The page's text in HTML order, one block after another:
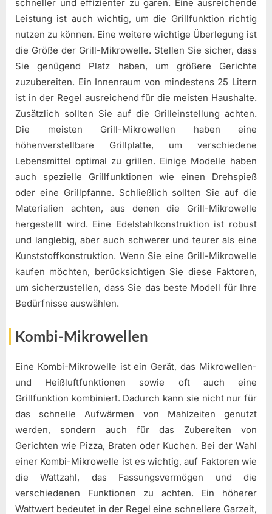
schneller und effizienter zu garen. Eine ausreichende
Leistung ist auch wichtig, um die Grillfunktion richtig
nutzen zu können. Eine weitere wichtige Überlegung ist
die Größe der Grill-Mikrowelle. Stellen Sie sicher, dass
Sie genügend Platz haben, um größere Gerichte
zuzubereiten. Ein Innenraum von mindestens 25 Litern
ist in der Regel ausreichend für die meisten Haushalte.
Zusätzlich sollten Sie auf die Grilleinstellung achten.
Die meisten Grill-Mikrowellen haben eine
höhenverstellbare Grillplatte, um verschiedene
Lebensmittel optimal zu grillen. Einige Modelle haben
auch spezielle Grillfunktionen wie einen Drehspieß
oder eine Grillpfanne. Schließlich sollten Sie auf die
Materialien achten, aus denen die Grill-Mikrowelle
hergestellt wird. Eine Edelstahlkonstruktion ist robust
und langlebig, aber auch schwerer und teurer als eine
Kunststoffkonstruktion. Wenn Sie eine Grill-Mikrowelle
kaufen möchten, berücksichtigen Sie diese Faktoren,
um sicherzustellen, dass Sie das beste Modell für Ihre
Bedürfnisse auswählen.
Kombi-Mikrowellen
Eine Kombi-Mikrowelle ist ein Gerät, das Mikrowellen-
und Heißluftfunktionen sowie oft auch eine
Grillfunktion kombiniert. Dadurch kann sie nicht nur für
das schnelle Aufwärmen von Mahlzeiten genutzt
werden, sondern auch für das Zubereiten von
Gerichten wie Pizza, Braten oder Kuchen. Bei der Wahl
einer Kombi-Mikrowelle ist es wichtig, auf Faktoren wie
die Wattzahl, das Fassungsvermögen und die
verschiedenen Funktionen zu achten. Ein höherer
Wattwert bedeutet in der Regel eine schnellere Garzeit,